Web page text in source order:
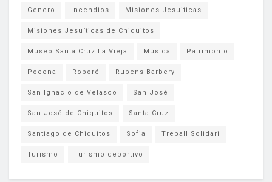
Genero Incendios Misiones Jesuiticas
Misiones Jesuíticas de Chiquitos
Museo Santa Cruz La Vieja Música Patrimonio
Pocona Roboré Rubens Barbery
San Ignacio de Velasco San José
San José de Chiquitos Santa Cruz
Santiago de Chiquitos Sofia Treball Solidari
Turismo Turismo deportivo